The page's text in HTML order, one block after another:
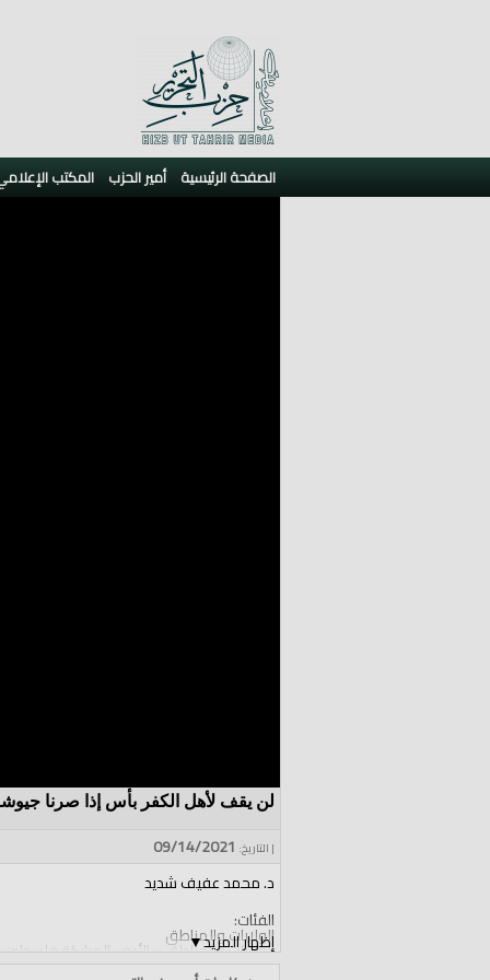
الصفحة الرئيسية أمير الحزب المكتب
لن يقف لأهل الكفر بأس إذا صرنا
| التاريخ: 09/14/2021
إظهار المزيد▼
د. محمد عفيف شديد
الفئات:
الولايات والمناطق
الولايات والمناطق»الأرض المباركة فلسطين